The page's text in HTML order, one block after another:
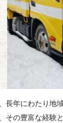
長年にわたり地
その豊富な経験